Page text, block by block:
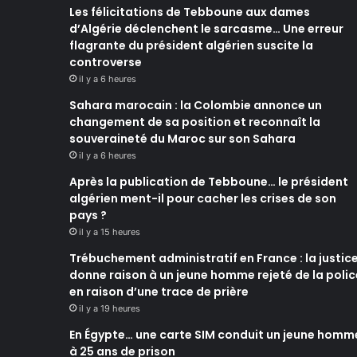
Les félicitations de Tebboune aux dames
d’Algérie déclenchent le sarcasme… Une erreur
flagrante du président algérien suscite la
controverse
il y a 6 heures
Sahara marocain : la Colombie annonce un
changement de sa position et reconnaît la
souveraineté du Maroc sur son Sahara
il y a 6 heures
Après la publication de Tebboune… le président
algérien ment-il pour cacher les crises de son
pays ?
il y a 15 heures
Trébuchement administratif en France : la justice
donne raison à un jeune homme rejeté de la
en raison d’une trace de prière
il y a 19 heures
En Égypte… une carte SIM conduit un jeune
à 25 ans de prison